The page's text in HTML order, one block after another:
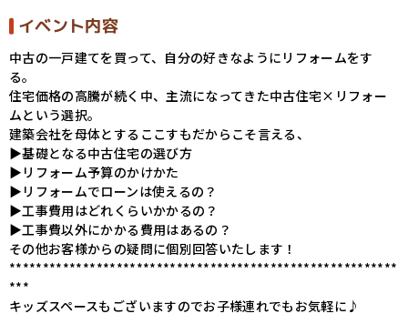
イベント内容
中古の一戸建てを買って、自分の好きなようにリフォームをす
る。
住宅価格の高騰が続く中、主流になってきた中古住宅×リフォー
ムという選択。
建築会社を母体とするここすもだからこそ言える、
▶基礎となる中古住宅の選び方
▶リフォーム予算のかけかた
▶リフォームでローンは使えるの？
▶工事費用はどれくらいかかるの？
▶工事費以外にかかる費用はあるの？
その他お客様からの疑問に個別回答いたします！
**********************************************************
***
キッズスペースもございますのでお子様連れでもお気軽に♪